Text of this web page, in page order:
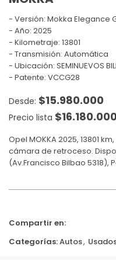
Versión: Mokka Elegance
Año: 2025
Kilometraje: 13801
Transmisión: Automática
Ubicación: SEMINUEVOS
Patente: VCCG28
$15.980.000
Precio lista $16.180.000
Opel MOKKA 2025, 13801
cámara de retroceso.
(Av.Francisco Bilbao 5318),
Compartir en:
Categorías:Autos,